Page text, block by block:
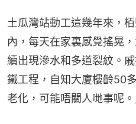
土瓜灣站動工這幾年來，
內，每天在家裏感覺搖晃
續出現滲水和多道裂紋。
鐵工程，自知大廈樓齡50
老化，可能唔關人哋事呢。